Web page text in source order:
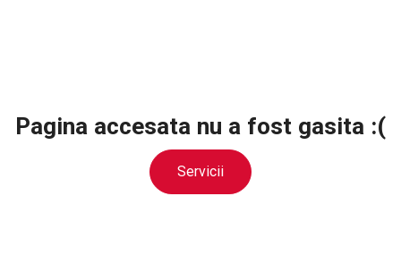
Pagina accesata nu a fost gasita :(
Servicii